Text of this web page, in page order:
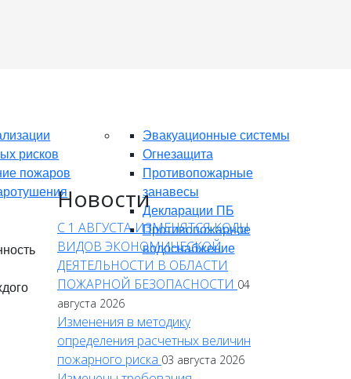
рисков
пожаров
Эвакуационные системы
Огнезащита
Противопожарные
занавесы
Декларации ПБ
Противопожарное
водоснабжение
Новости
С 1 АВГУСТА ИЗМЕНЯТСЯ КОДЫ
ВИДОВ ЭКОНОМИЧЕСКОЙ
ДЕЯТЕЛЬНОСТИ В ОБЛАСТИ
ПОЖАРНОЙ БЕЗОПАСНОСТИ 04
августа 2026
Изменения в методику
определения расчетных величин
пожарного риска 03 августа 2026